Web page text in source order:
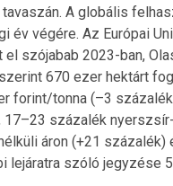
A globális
év végére. Az Európai
szójabab 2023-ban,
670 ezer hektárt
forint/tonna (–3
százalék
áron (+21 százalék)
lejáratra szóló jegyzése